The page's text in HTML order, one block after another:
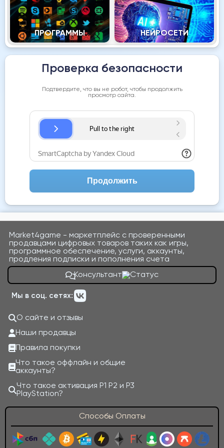
ПРОГРАММЫ НЕЙРОСЕТИ
Проверка безопасности
Подтвердите, что вы не робот, чтобы продолжить
просмотр сайта.
Продолжить
Market4game - маркетплейс с проверенными
продавцами цифровых товаров таких как игры,
программное обеспечение, услуги, аккаунты,
продления подписки и пополнения счета
Консультант
Мы в соц. сетях:
О сайте и отзывы
Наши продавцы
Правила покупки
Что такое оффлайн и общие
аккаунты?
Что такое активация P1 P2 и P3
PlayStation?
Способы Оплаты